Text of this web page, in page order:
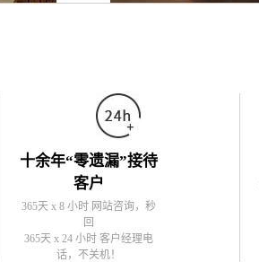
十余年“零遗漏”接待
客户
365天 x 8 小时 网站咨询，秒
回
365天 x 24 小时 客户经理电
话，不关机！